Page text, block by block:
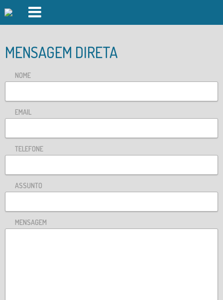
PISCINAS FORJÃES
DAY SPA
DESPORTO OUTDOOR
AUDITÓRIO
INSCRIÇÕES
MENSAGEM DIRETA
NOME
EMAIL
TELEFONE
ASSUNTO
MENSAGEM